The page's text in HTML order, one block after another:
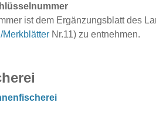
ist dem Ergänzungsblatt des
Merkblätter Nr.11) zu entnehmen.